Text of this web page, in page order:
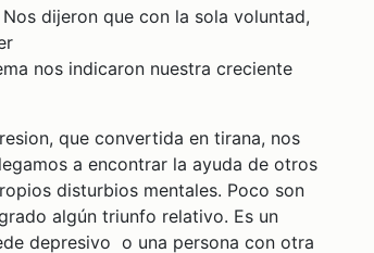
dijeron que con la sola voluntad,
nos indicaron nuestra creciente
que convertida en tirana, nos
a encontrar la ayuda de otros
disturbios mentales. Poco son
algún triunfo relativo. Es un
depresivo o una persona con otra